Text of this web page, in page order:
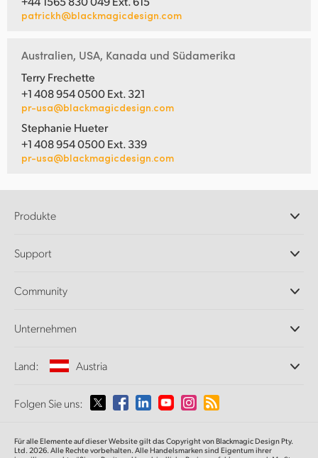
patrickh@blackmagicdesign.com
Australien, USA, Kanada und Südamerika
Terry Frechette
+1 408 954 0500 Ext. 321
pr-usa@blackmagicdesign.com
Stephanie Hueter
+1 408 954 0500 Ext. 339
pr-usa@blackmagicdesign.com
Produkte
DaVinci Resolve und Fusion Software
Ultimatte
Aufzeichnung und Wiedergabe
Norm- und Formatwandlung
Netzwerkspeicher
Signalverteilung und Distribution
Support
Support-Center
Community
Unternehmen
Informationen über uns
Medien
Land: Austria
Wählen Sie Ihr Land aus
Folgen Sie uns:
Für alle Elemente auf dieser Website gilt das Copyright von Blackmagic Design Pty.
Ltd. 2026. Alle Rechte vorbehalten. Alle Handelsmarken sind Eigentum ihrer